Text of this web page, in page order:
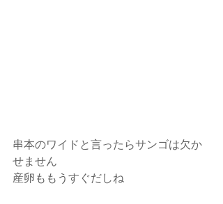
串本のワイドと言ったらサンゴは欠か
せません
産卵ももうすぐだしね